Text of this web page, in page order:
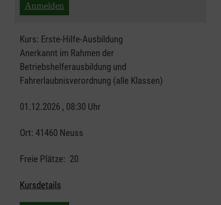
Anmelden
Kurs: Erste-Hilfe-Ausbildung
Anerkannt im Rahmen der
Betriebshelferausbildung und
Fahrerlaubnisverordnung (alle Klassen)
01.12.2026 , 08:30 Uhr
Ort: 41460 Neuss
Freie Plätze: 20
Kursdetails